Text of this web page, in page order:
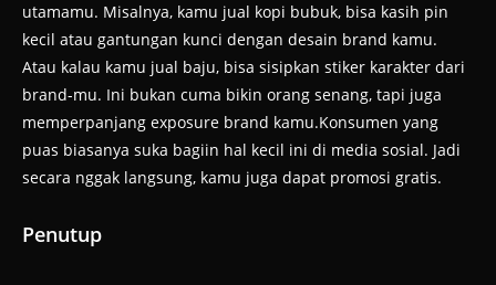
utamamu. Misalnya, kamu jual kopi bubuk, bisa kasih pin
kecil atau gantungan kunci dengan desain brand kamu.
Atau kalau kamu jual baju, bisa sisipkan stiker karakter dari
brand-mu. Ini bukan cuma bikin orang senang, tapi juga
memperpanjang exposure brand kamu.Konsumen yang
puas biasanya suka bagiin hal kecil ini di media sosial. Jadi
secara nggak langsung, kamu juga dapat promosi gratis.
Penutup